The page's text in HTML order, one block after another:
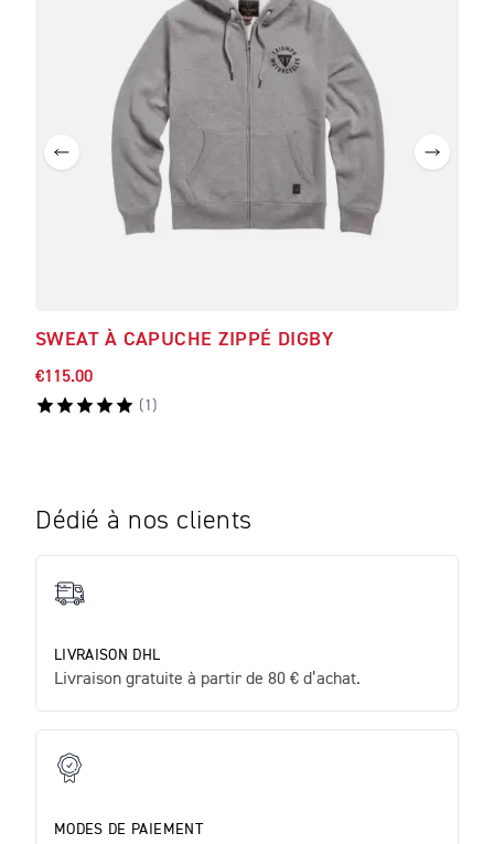
SWEAT À CAPUCHE ZIPPÉ DIGBY
€115.00
( 1 )
Dédié à nos clients
LIVRAISON DHL
Livraison gratuite à partir de 80 € d’achat.
MODES DE PAIEMENT